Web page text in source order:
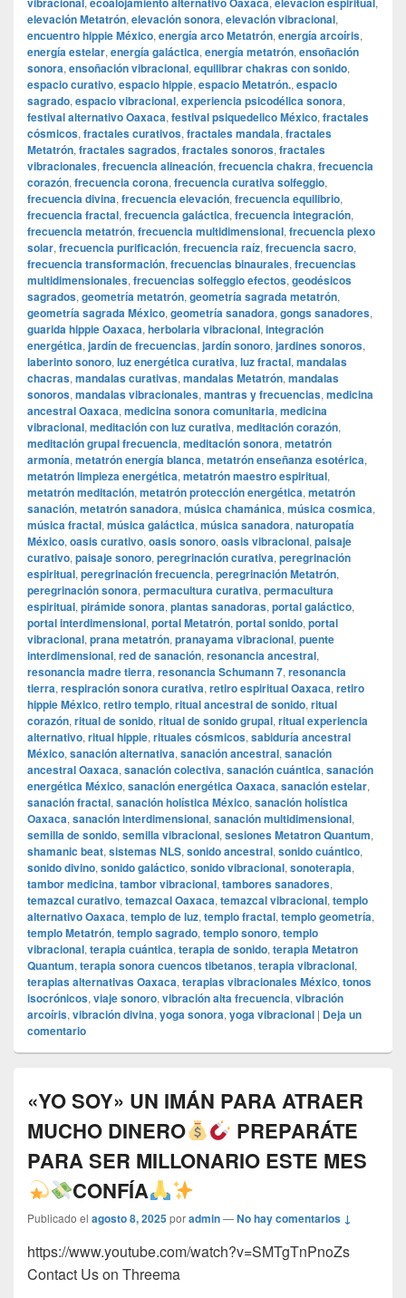
elevación Metatrón, elevación sonora, elevación vibracional,
encuentro hippie México, energía arco Metatrón, energía arcoíris,
energía estelar, energía galáctica, energía metatrón, ensoñación
sonora, ensoñación vibracional, equilibrar chakras con sonido,
espacio curativo, espacio hippie, espacio Metatrón., espacio
sagrado, espacio vibracional, experiencia psicodélica sonora,
festival alternativo Oaxaca, festival psiquedelico México, fractales
cósmicos, fractales curativos, fractales mandala, fractales
Metatrón, fractales sagrados, fractales sonoros, fractales
vibracionales, frecuencia alineación, frecuencia chakra, frecuencia
corazón, frecuencia corona, frecuencia curativa solfeggio,
frecuencia divina, frecuencia elevación, frecuencia equilibrio,
frecuencia fractal, frecuencia galáctica, frecuencia integración,
frecuencia metatrón, frecuencia multidimensional, frecuencia plexo
solar, frecuencia purificación, frecuencia raíz, frecuencia sacro,
frecuencia transformación, frecuencias binaurales, frecuencias
multidimensionales, frecuencias solfeggio efectos, geodésicos
sagrados, geometría metatrón, geometría sagrada metatrón,
geometría sagrada México, geometría sanadora, gongs sanadores,
guarida hippie Oaxaca, herbolaria vibracional, integración
energética, jardín de frecuencias, jardín sonoro, jardines sonoros,
laberinto sonoro, luz energética curativa, luz fractal, mandalas
chacras, mandalas curativas, mandalas Metatrón, mandalas
sonoros, mandalas vibracionales, mantras y frecuencias, medicina
ancestral Oaxaca, medicina sonora comunitaria, medicina
vibracional, meditación con luz curativa, meditación corazón,
meditación grupal frecuencia, meditación sonora, metatrón
armonía, metatrón energía blanca, metatrón enseñanza esotérica,
metatrón limpieza energética, metatrón maestro espiritual,
metatrón meditación, metatrón protección energética, metatrón
sanación, metatrón sanadora, música chamánica, música cosmica,
música fractal, música galáctica, música sanadora, naturopatía
México, oasis curativo, oasis sonoro, oasis vibracional, paisaje
curativo, paisaje sonoro, peregrinación curativa, peregrinación
espiritual, peregrinación frecuencia, peregrinación Metatrón,
peregrinación sonora, permacultura curativa, permacultura
espiritual, pirámide sonora, plantas sanadoras, portal galáctico,
portal interdimensional, portal Metatrón, portal sonido, portal
vibracional, prana metatrón, pranayama vibracional, puente
interdimensional, red de sanación, resonancia ancestral,
resonancia madre tierra, resonancia Schumann 7, resonancia
tierra, respiración sonora curativa, retiro espiritual Oaxaca, retiro
hippie México, retiro templo, ritual ancestral de sonido, ritual
corazón, ritual de sonido, ritual de sonido grupal, ritual experiencia
alternativo, ritual hippie, rituales cósmicos, sabiduría ancestral
México, sanación alternativa, sanación ancestral, sanación
ancestral Oaxaca, sanación colectiva, sanación cuántica, sanación
energética México, sanación energética Oaxaca, sanación estelar,
sanación fractal, sanación holística México, sanación holística
Oaxaca, sanación interdimensional, sanación multidimensional,
semilla de sonido, semilla vibracional, sesiones Metatron Quantum,
shamanic beat, sistemas NLS, sonido ancestral, sonido cuántico,
sonido divino, sonido galáctico, sonido vibracional, sonoterapia,
tambor medicina, tambor vibracional, tambores sanadores,
temazcal curativo, temazcal Oaxaca, temazcal vibracional, templo
alternativo Oaxaca, templo de luz, templo fractal, templo geometría,
templo Metatrón, templo sagrado, templo sonoro, templo
vibracional, terapia cuántica, terapia de sonido, terapia Metatron
Quantum, terapia sonora cuencos tibetanos, terapia vibracional,
terapias alternativas Oaxaca, terapias vibracionales México, tonos
isocrónicos, viaje sonoro, vibración alta frecuencia, vibración
arcoíris, vibración divina, yoga sonora, yoga vibracional | Deja un
comentario
«YO SOY» UN IMÁN PARA ATRAER
MUCHO DINERO
PREPARÁTE
PARA SER MILLONARIO ESTE MES
CONFÍA
Publicado el agosto 8, 2025poradmin—No hay comentarios ↓
https://www.youtube.com/watch?v=SMTgTnPnoZs
Contact Us on Threema